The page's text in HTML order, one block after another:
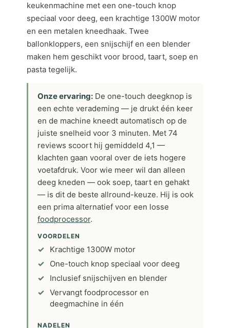
keukenmachine met een one-touch knop
speciaal voor deeg, een krachtige 1300W motor
en een metalen kneedhaak. Twee
ballonkloppers, een snijschijf en een blender
maken hem geschikt voor brood, taart, soep en
pasta tegelijk.
Onze ervaring: De one-touch deegknop is
een echte verademing — je drukt één keer
en de machine kneedt automatisch op de
juiste snelheid voor 3 minuten. Met 74
reviews scoort hij gemiddeld 4,1 —
klachten gaan vooral over de iets hogere
voetafdruk. Voor wie meer wil dan alleen
deeg kneden — ook soep, taart en gehakt
— is dit de beste allround-keuze. Hij is ook
een prima alternatief voor een losse
foodprocessor.
VOORDELEN
Krachtige 1300W motor
One-touch knop speciaal voor deeg
Inclusief snijschijven en blender
Vervangt foodprocessor en
deegmachine in één
NADELEN